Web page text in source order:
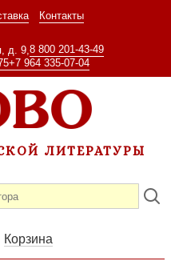
Контакты
д. 9, 8 800 201-43-49
+7 964 335-07-04
ЛИТЕРАТУРЫ
Корзина